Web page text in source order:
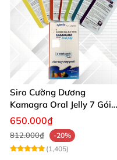
Siro Cường Dương
Kamagra Oral Jelly 7 Gói
100g tăng cường sinh lực
650.000₫
812.000₫
-20%
(1,405)